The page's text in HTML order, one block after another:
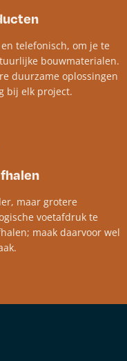
telefonisch, om je te
bouwmaterialen.
duurzame oplossingen
bij elk project.​
maar grotere
voetafdruk te
maak daarvoor wel